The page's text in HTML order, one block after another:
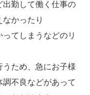
勤して働く仕事の
かったり
てしまうなどのリ
ため、急にお子様
不良などがあって